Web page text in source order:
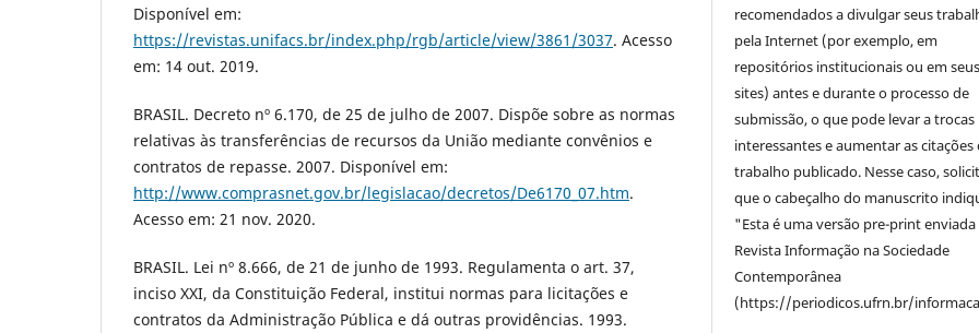
Disponível em:
https://revistas.unifacs.br/index.php/rgb/article/view/3861/3037. Acesso
em: 14 out. 2019.
BRASIL. Decreto nº 6.170, de 25 de julho de 2007. Dispõe sobre as normas
relativas às transferências de recursos da União mediante convênios e
contratos de repasse. 2007. Disponível em:
http://www.comprasnet.gov.br/legislacao/decretos/De6170_07.htm.
Acesso em: 21 nov. 2020.
BRASIL. Lei nº 8.666, de 21 de junho de 1993. Regulamenta o art. 37,
inciso XXI, da Constituição Federal, institui normas para licitações e
contratos da Administração Pública e dá outras providências. 1993.
recomendados a divulgar seus
pela Internet (por exemplo, em
repositórios institucionais ou em seus
sites) antes e durante o processo de
submissão, o que pode levar a trocas
interessantes e aumentar as citações
trabalho publicado. Nesse caso,
que o cabeçalho do manuscrito
"Esta é uma versão pre-print enviada
Revista Informação na Sociedade
Contemporânea
(https://periodicos.ufrn.br/